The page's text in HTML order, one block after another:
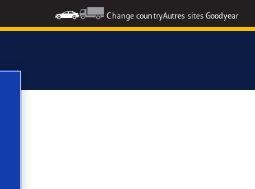
Change countryAutres sites Goodyear